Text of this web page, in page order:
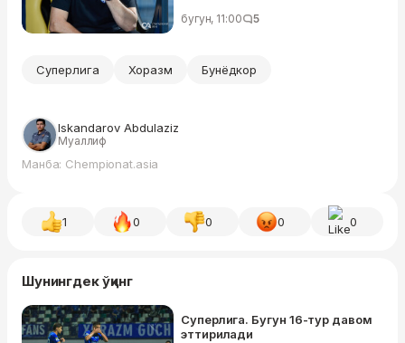
бугун, 11:00 5
Суперлига Хоразм Бунёдкор
Iskandarov Abdulaziz
Муаллиф
Манба: Chempionat.asia
1 0 0 0 0
Шунингдек ўқинг
Суперлига. Бугун 16-тур давом
эттирилади